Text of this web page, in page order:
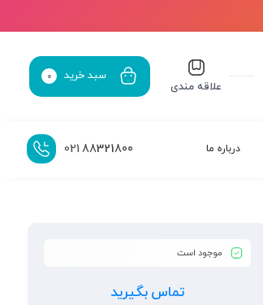
علاقه مندی
سبد خرید 0
درباره ما 88321800
021
موجود است
تماس بگیرید